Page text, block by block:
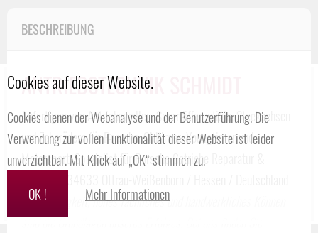
Cookies auf dieser Website.
Cookies dienen der Webanalyse und der Benutzerführung. Die
Verwendung zur vollen Funktionalität dieser Website ist leider
unverzichtbar. Mit Klick auf „OK“ stimmen zu.
OK !
Mehr Informationen
BESCHREIBUNG
ANTRIEBSTECHNIK SCHMIDT
Anfertigen von Antriebswellen, Sperrdifferentiale, Steckachsen
und Zahnrädern für Porsche, Oldtimer, Youngtimer und
Motorsport. Spezialist für Porsche Getriebe Reparatur &
Zuverlässigkeit, hohes fachliches und handwerkliches Können
sind die Grundlagen unseres Erfolges. Bei uns finden Sie